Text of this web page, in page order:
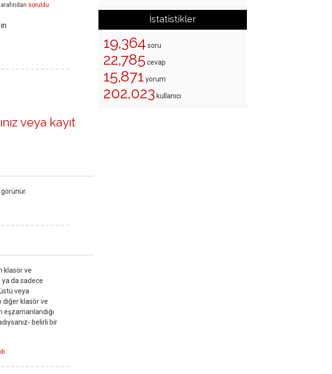
soruldu
veya kayıt
klasör ve
ya da sadece
veya
diğer klasör ve
eşzamanlandığı
belirli bir
İstatistikler
19,364 soru
22,785 cevap
15,871 yorum
202,023 kullanıcı